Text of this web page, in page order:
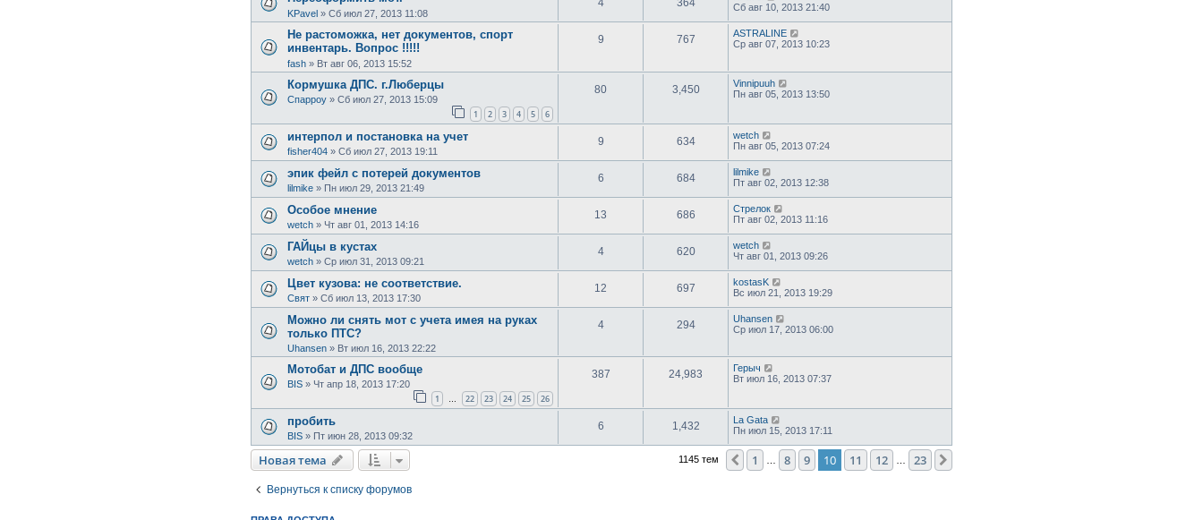
KPavel » Сб июл 27, 2013 11:08
4 364
Сб авг 10, 2013 21:40
Не растоможка, нет документов, спорт
инвентарь. Вопрос !!!!!
fash » Вт авг 06, 2013 15:52
9 767
ASTRALINE
Ср авг 07, 2013 10:23
Кормушка ДПС. г.Люберцы
Спарроу » Сб июл 27, 2013 15:09
1 2 3 4 5 6
80 3,450
Vinnipuuh
Пн авг 05, 2013 13:50
интерпол и постановка на учет
fisher404 » Сб июл 27, 2013 19:11
9 634
wetch
Пн авг 05, 2013 07:24
эпик фейл с потерей документов
lilmike » Пн июл 29, 2013 21:49
6 684
lilmike
Пт авг 02, 2013 12:38
Особое мнение
wetch » Чт авг 01, 2013 14:16
13 686
Стрелок
Пт авг 02, 2013 11:16
ГАЙцы в кустах
wetch » Ср июл 31, 2013 09:21
4 620
wetch
Чт авг 01, 2013 09:26
Цвет кузова: не соответствие.
Свят » Сб июл 13, 2013 17:30
12 697
kostasK
Вс июл 21, 2013 19:29
Можно ли снять мот с учета имея на руках
только ПТС?
Uhansen » Вт июл 16, 2013 22:22
4 294
Uhansen
Ср июл 17, 2013 06:00
Мотобат и ДПС вообще
BIS » Чт апр 18, 2013 17:20
1 … 22 23 24 25 26
387 24,983
Герыч
Вт июл 16, 2013 07:37
пробить
BIS » Пт июн 28, 2013 09:32
6 1,432
La Gata
Пн июл 15, 2013 17:11
Новая тема 1145 тем Пред.
1 8 9 10 11 12 23
Вернуться к списку форумов